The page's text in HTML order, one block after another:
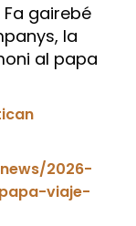
gairebé
la
al papa
2026-
viaje-